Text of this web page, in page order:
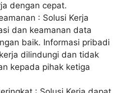
dengan cepat.
: Solusi Kerja
dan keamanan data
baik. Informasi pribadi
dilindungi dan tidak
kepada pihak ketiga